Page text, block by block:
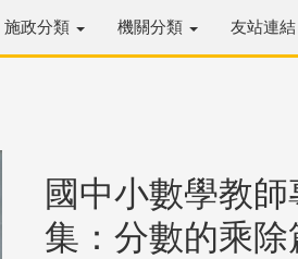
施政分類 機關分類 友站連結
國中小數學教
集：分數的乘